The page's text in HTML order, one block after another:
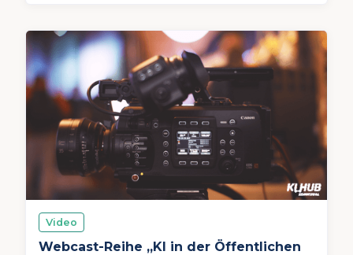
Video
Webcast-Reihe „KI in der Öffentlichen